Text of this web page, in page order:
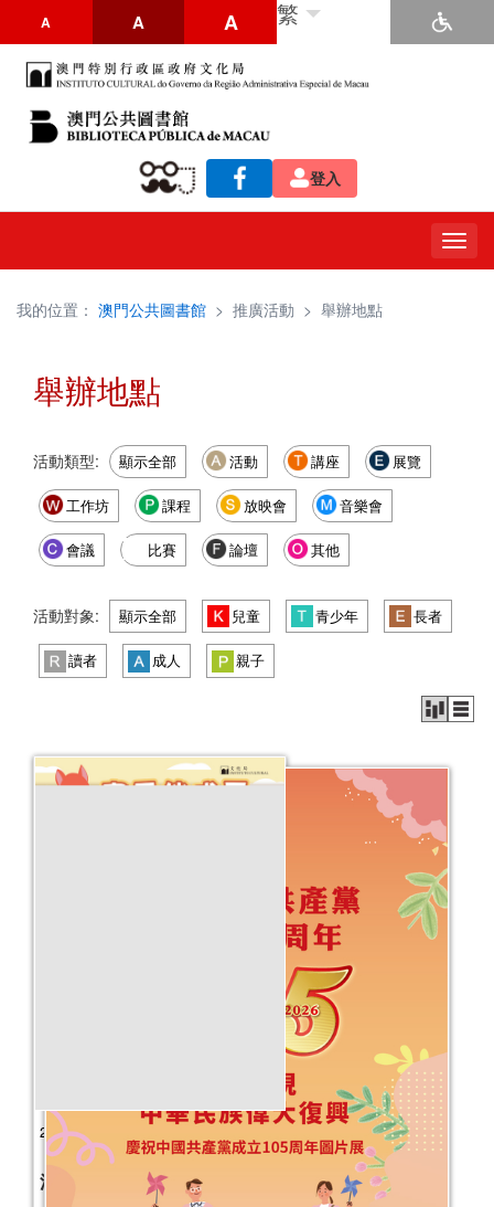
A A A 繁
登入
我的位置： 澳門公共圖書館 > 推廣活動 > 舉辦地點
舉辦地點
活動類型: 顯示全部 活動 講座 展覽
工作坊 課程 放映會 音樂會
會議 比賽 論壇 其他
活動對象: 顯示全部 兒童 青少年 長者
讀者 成人 親子
2025年“書香伴成長”親子閱讀推廣活動
（7-9月）
活動日期： 2025年07月05日